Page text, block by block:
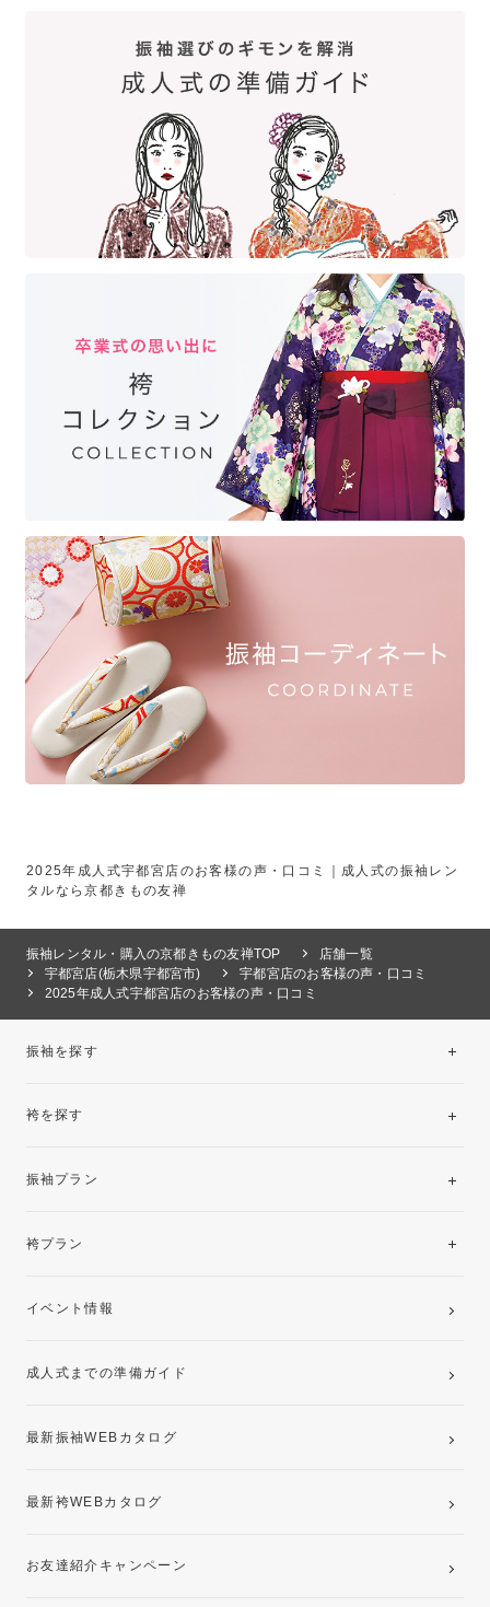
2025年成人式宇都宮店のお客様の声・口コミ｜成人式の振袖レン
タルなら京都きもの友禅
振袖レンタル・購入の京都きもの友禅TOP
店舗一覧
宇都宮店(栃木県宇都宮市)
宇都宮店のお客様の声・口コミ
2025年成人式宇都宮店のお客様の声・口コミ
振袖を探す
袴を探す
振袖プラン
レンタルプラン
袴プラン
卒業袴レンタルプラン
イベント情報
成人式までの準備ガイド
最新振袖WEBカタログ
最新袴WEBカタログ
お友達紹介キャンペーン